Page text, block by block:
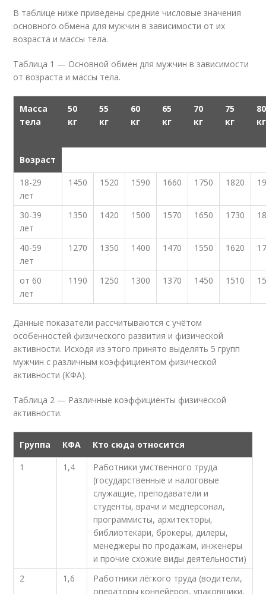
В таблице ниже приведены средние числовые значения
основного обмена для мужчин в зависимости от их
возраста и массы тела.
Таблица 1 — Основной обмен для мужчин в зависимости
от возраста и массы тела.
Масса
тела
50
кг
55
кг
60
кг
65
кг
70
кг
75
кг
80
кг
Возраст
18-29
лет
1450 1520 1590 1660 1750 1820
30-39
лет
1350 1420 1500 1570 1650 1730
40-59
лет
1270 1350 1400 1470 1550 1620
от 60
лет
1190 1250 1300 1370 1450 1510
Данные показатели рассчитываются с учётом
особенностей физического развития и физической
активности. Исходя из этого принято выделять 5 групп
мужчин с различным коэффициентом физической
активности (КФА).
Таблица 2 — Различные коэффициенты физической
активности.
Группа КФА
Кто сюда относится
1
1,4
Работники умственного труда
(государственные и налоговые
служащие, преподаватели и
студенты, врачи и медперсонал,
программисты, архитекторы,
библиотекари, брокеры, дилеры,
менеджеры по продажам, инженеры
и прочие схожие виды деятельности)
2
1,6
Работники лёгкого труда (водители,
операторы конвейеров, упаковщики,